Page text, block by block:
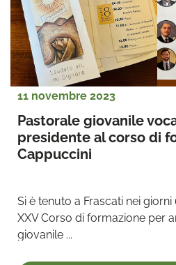
11 novembre 2023
Pastorale giovanile
presidente al corso di
Cappuccini
Si è tenuto a Frascati nei
XXV Corso di formazione per
giovanile ...